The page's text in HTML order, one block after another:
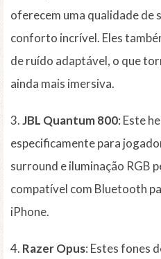
oferecem uma qualidade de
conforto incrível. Eles
de ruído adaptável, o que
ainda mais imersiva.
3.JBL Quantum 800: Este
especificamente para
surround e iluminação RGB
compatível com Bluetooth
iPhone.
4. Razer Opus: Estes fones